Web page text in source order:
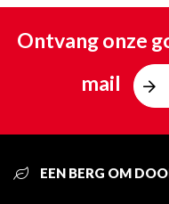
Ontvang onze
mail
EEN BERG OM